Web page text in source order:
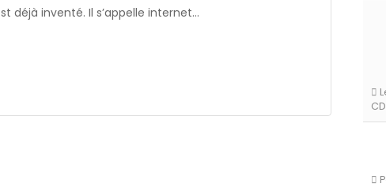
déjà inventé. Il s’appelle internet…